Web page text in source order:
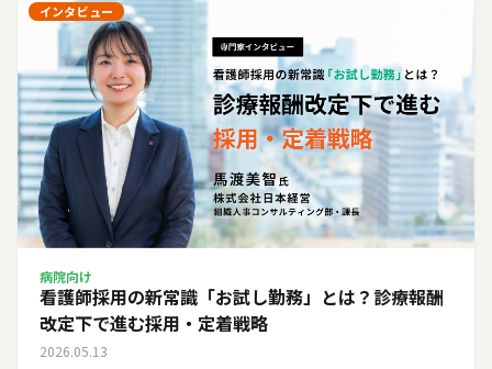
インタビュー
病院向け
看護師採用の新常識「お試し勤務」とは？診療報酬
改定下で進む採用・定着戦略
2026.05.13